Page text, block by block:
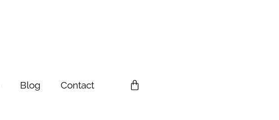
Blog Contact